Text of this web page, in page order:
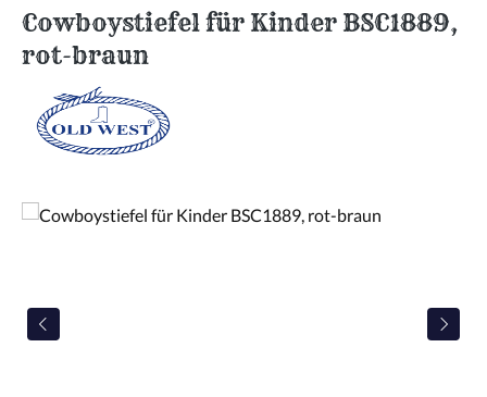
Cowboystiefel für Kinder BSC1889,
rot-braun
Bildergalerie überspringen